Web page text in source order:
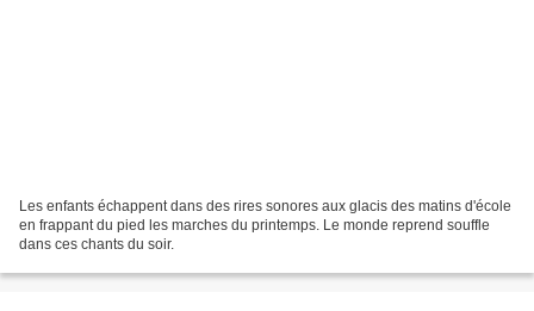
Les enfants échappent dans des rires sonores aux glacis des matins d'école
en frappant du pied les marches du printemps. Le monde reprend souffle
dans ces chants du soir.